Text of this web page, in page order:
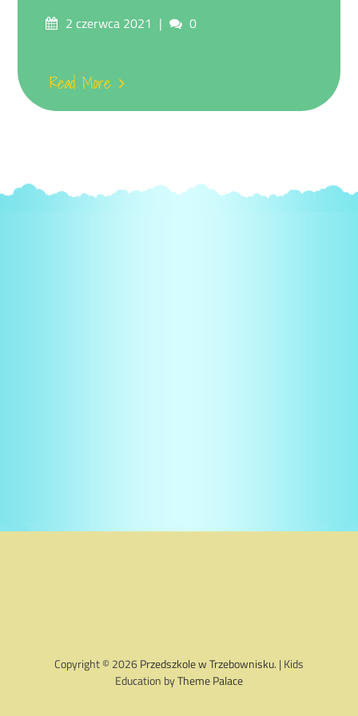
Posted2 czerwca 2021 Comments
0
Read More
Copyright © 2026Przedszkole w Trzebownisku. | Kids
Education byTheme Palace